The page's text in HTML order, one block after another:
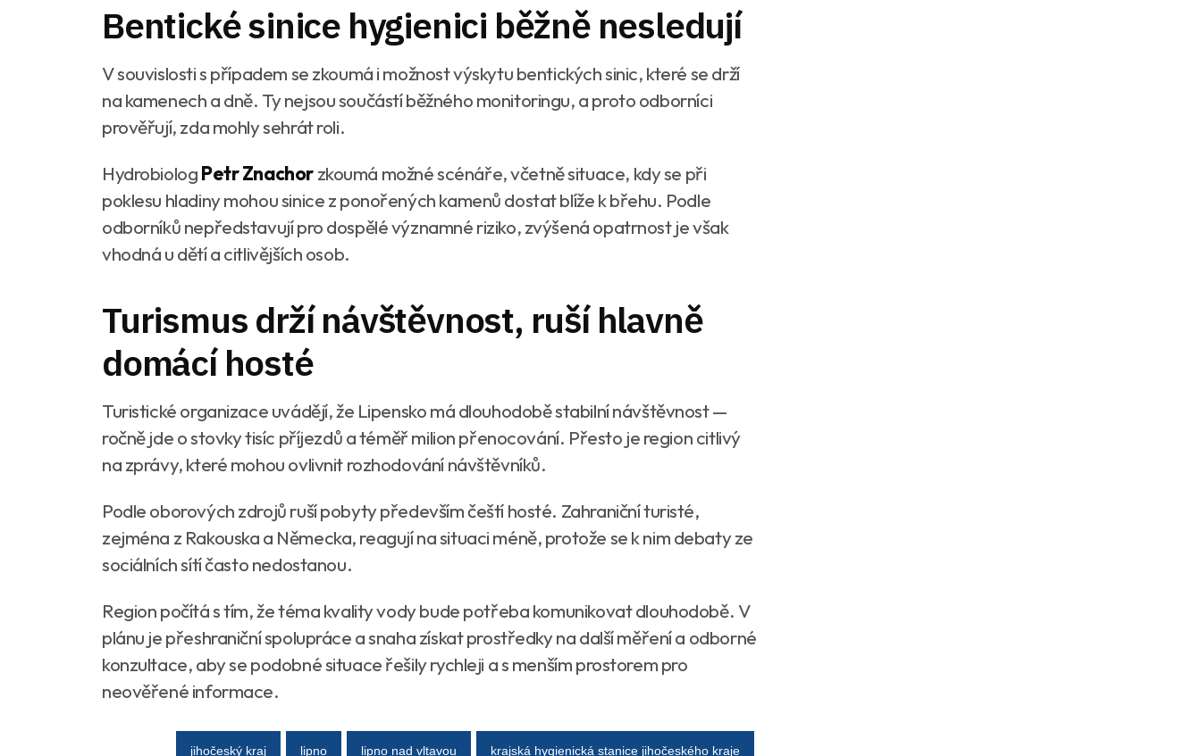
Bentické sinice hygienici běžně nesledují
V souvislosti s případem se zkoumá i možnost výskytu bentických sinic, které se drží
na kamenech a dně. Ty nejsou součástí běžného monitoringu, a proto odborníci
prověřují, zda mohly sehrát roli.
HydrobiologPetr Znachorzkoumá možné scénáře, včetně situace, kdy se při
poklesu hladiny mohou sinice z ponořených kamenů dostat blíže k břehu. Podle
odborníků nepředstavují pro dospělé významné riziko, zvýšená opatrnost je však
vhodná u dětí a citlivějších osob.
Turismus drží návštěvnost, ruší hlavně
domácí hosté
Turistické organizace uvádějí, že Lipensko má dlouhodobě stabilní návštěvnost —
ročně jde o stovky tisíc příjezdů a téměř milion přenocování. Přesto je region citlivý
na zprávy, které mohou ovlivnit rozhodování návštěvníků.
Podle oborových zdrojů ruší pobyty především čeští hosté. Zahraniční turisté,
zejména z Rakouska a Německa, reagují na situaci méně, protože se k nim debaty ze
sociálních sítí často nedostanou.
Region počítá s tím, že téma kvality vody bude potřeba komunikovat dlouhodobě. V
plánu je přeshraniční spolupráce a snaha získat prostředky na další měření a odborné
konzultace, aby se podobné situace řešily rychleji a s menším prostorem pro
neověřené informace.
jihočeský kraj lipno lipno nad vltavou krajská hygienická stanice jihočeského kraje